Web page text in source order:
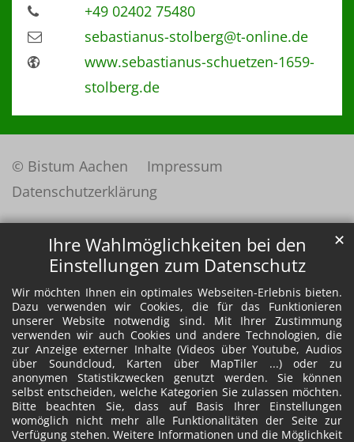
Ihre Wahlmöglichkeiten bei den
Einstellungen zum Datenschutz
Wir möchten Ihnen ein optimales Webseiten-Erlebnis bieten.
Dazu verwenden wir Cookies, die für das Funktionieren
unserer Website notwendig sind. Mit Ihrer Zustimmung
verwenden wir auch Cookies und andere Technologien, die
zur Anzeige externer Inhalte (Videos über Youtube, Audios
über Soundcloud, Karten über MapTiler ...) oder zu
anonymen Statistikzwecken genutzt werden. Sie können
selbst entscheiden, welche Kategorien Sie zulassen möchten.
Bitte beachten Sie, dass auf Basis Ihrer Einstellungen
womöglich nicht mehr alle Funktionalitäten der Seite zur
Verfügung stehen. Weitere Informationen und die Möglichkeit
✕
+49 02402 75480
sebastianus-stolberg@t-online.de
www.sebastianus-schuetzen-1659-
stolberg.de
© Bistum Aachen
Impressum
Datenschutzerklärung